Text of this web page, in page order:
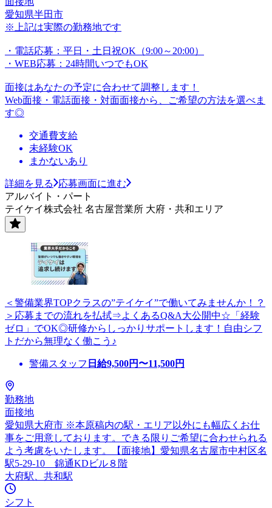
愛知県半田市
※上記は実際の勤務地です
・電話応募：平日・土日祝OK（9:00～20:00）
・WEB応募：24時間いつでもOK
面接はあなたの予定に合わせて調整します！
Web面接・電話面接・対面面接から、ご希望の方法を選べま
す◎
交通費支給
未経験OK
まかないあり
詳細を見る
応募画面に進む
アルバイト・パート
テイケイ株式会社 名古屋営業所 大府・共和エリア
＜警備業界TOPクラスの”テイケイ”で働いてみませんか！？
＞応募までの流れを払拭⇒よくあるQ&A大公開中☆「経験
ゼロ」でOK◎研修からしっかりサポートします！自由シフ
トだから無理なく働こう♪
警備スタッフ 日給9,500円〜11,500円
勤務地
面接地
愛知県大府市 ※本原稿内の駅・エリア以外にも幅広くお仕
事をご用意しております。できる限りご希望に合わせられる
よう考慮をいたします。【面接地】愛知県名古屋市中村区名
駅5-29-10 錦通KDビル８階
大府駅、共和駅
シフト